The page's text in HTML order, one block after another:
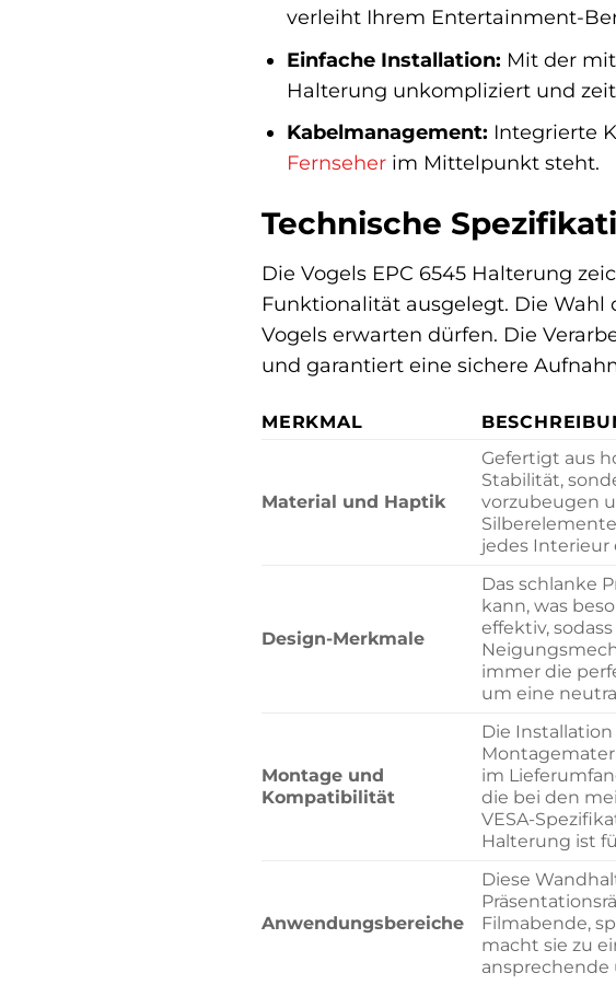
verleiht Ihrem Entertainment-
Einfache Installation: Mit der
Halterung unkompliziert und
Kabelmanagement: Integrierte
Fernseherim Mittelpunkt steht.
Technische
Die Vogels EPC 6545 Halterung
Funktionalität ausgelegt. Die Wahl
Vogels erwarten dürfen. Die
und garantiert eine sichere
MERKMAL
Material und Haptik
Gefertigt aus
Stabilität,
vorzubeugen
jedes Interieur
Design-Merkmale
Das schlanke
kann, was
effektiv,
immer die
um eine
Montage und
Kompatibilität
Die
im
die bei den
VESA-
Halterung ist
Anwendungsbereiche
Diese
Filmabende,
macht sie zu